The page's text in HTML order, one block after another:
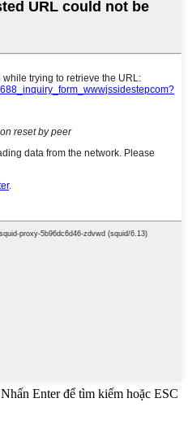
Nhấn Enter để tìm kiếm hoặc ESC